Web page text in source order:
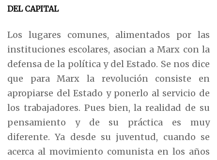
DEL CAPITAL
Los lugares comunes, alimentados por las
instituciones escolares, asocian a Marx con la
defensa de la política y del Estado. Se nos dice
que para Marx la revolución consiste en
apropiarse del Estado y ponerlo al servicio de
los trabajadores. Pues bien, la realidad de su
pensamiento y de su práctica es muy
diferente. Ya desde su juventud, cuando se
acerca al movimiento comunista en los años